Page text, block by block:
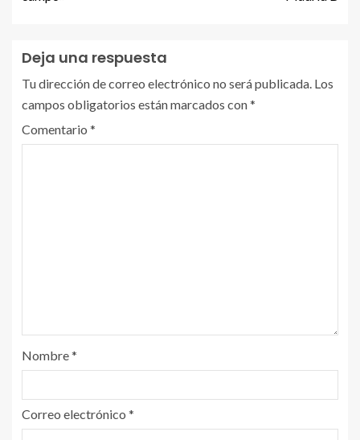
Deja una respuesta
Tu dirección de correo electrónico no será publicada. Los
campos obligatorios están marcados con*
Comentario *
Nombre*
Correo electrónico *